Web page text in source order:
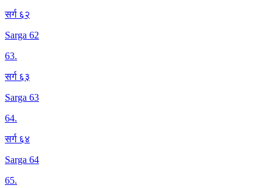
सर्ग ६२
Sarga 62
63.
सर्ग ६३
Sarga 63
64.
सर्ग ६४
Sarga 64
65.